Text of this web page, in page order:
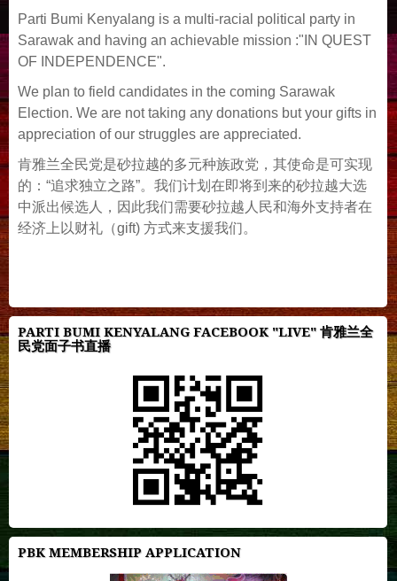
Parti Bumi Kenyalang is a multi-racial political party in
Sarawak and having an achievable mission :"IN QUEST
OF INDEPENDENCE".
We plan to field candidates in the coming Sarawak
Election. We are not taking any donations but your gifts in
appreciation of our struggles are appreciated.
肯雅兰全民党是砂拉越的多元种族政党，其使命是可实现
的：“追求独立之路”。我们计划在即将到来的砂拉越大选
中派出候选人，因此我们需要砂拉越人民和海外支持者在
经济上以财礼（gift) 方式来支援我们。
PARTI BUMI KENYALANG FACEBOOK "LIVE" 肯雅兰全
民党面子书直播
PBK MEMBERSHIP APPLICATION